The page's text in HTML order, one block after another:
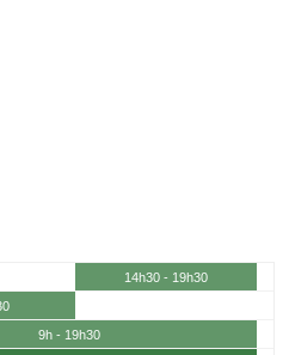
14h30 - 19h30
9h - 19h30